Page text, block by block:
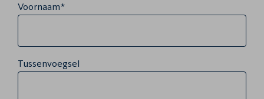
Voornaam*
Tussenvoegsel